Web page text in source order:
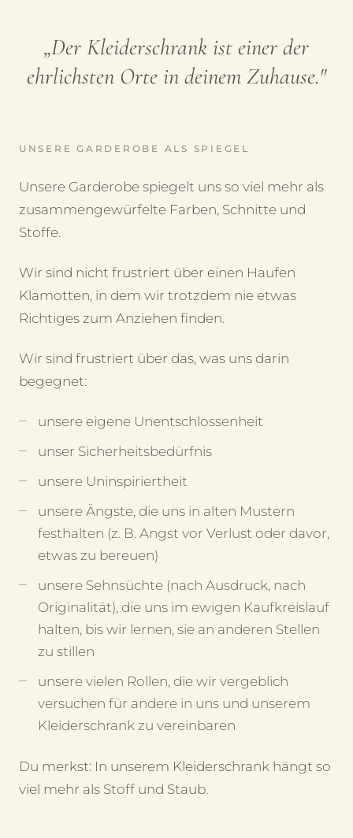
„Der Kleiderschrank ist einer der
ehrlichsten Orte in deinem Zuhause."
UNSERE GARDEROBE ALS SPIEGEL
Unsere Garderobe spiegelt uns so viel mehr als
zusammengewürfelte Farben, Schnitte und
Stoffe.
Wir sind nicht frustriert über einen Haufen
Klamotten, in dem wir trotzdem nie etwas
Richtiges zum Anziehen finden.
Wir sind frustriert über das, was uns darin
begegnet:
unsere eigene Unentschlossenheit
unser Sicherheitsbedürfnis
unsere Uninspiriertheit
unsere Ängste, die uns in alten Mustern
festhalten (z. B. Angst vor Verlust oder davor,
etwas zu bereuen)
unsere Sehnsüchte (nach Ausdruck, nach
Originalität), die uns im ewigen Kaufkreislauf
halten, bis wir lernen, sie an anderen Stellen
zu stillen
unsere vielen Rollen, die wir vergeblich
versuchen für andere in uns und unserem
Kleiderschrank zu vereinbaren
Du merkst: In unserem Kleiderschrank hängt so
viel mehr als Stoff und Staub.